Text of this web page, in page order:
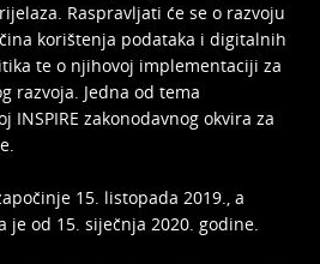
Raspravljati će se o razvoju
korištenja podataka i digitalnih
te o njihovoj implementaciji za
razvoja. Jedna od tema
INSPIRE zakonodavnog okvira za
15. listopada 2019., a
je od 15. siječnja 2020. godine.